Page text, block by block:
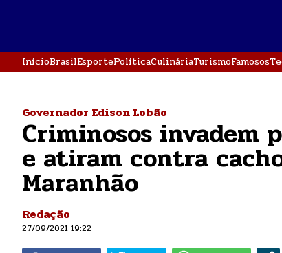
InícioBrasilEsportePolíticaCulináriaTurismoFamosos
Governador Edison Lobão
Criminosos invadem
e atiram contra
Maranhão
Redação
27/09/2021 19:22